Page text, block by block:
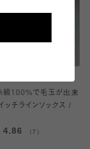
糸綿100%で毛玉が出来
ッチラインソックス /
（7）